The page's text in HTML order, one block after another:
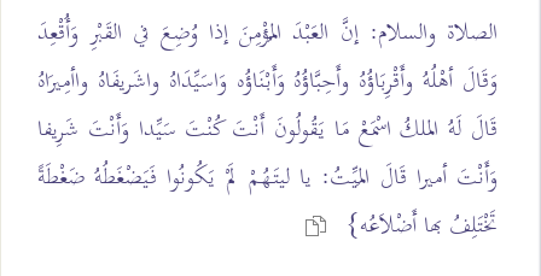
الصلاة والسلام: إنَّ العَبْدَ المُؤْمِنَ إذا وُضِعَ في القَبْرِ وَأُقْعِدَ
وَقَالَ أهْلُهُ وأَقْرِبَاؤُهُ وأَحِبَّاؤُهُ وَأَبْنَاؤُه وَاسَيِّدَاهُ واشَريفَاهُ واأمِيرَاهُ
قَالَ لَهُ الملكُ اسْمَعْ مَا يَقُولُونَ أَنْتَ كُنْتَ سَيِّدا وَأَنْتَ شَرِيفا
وَأَنْتَ أميرا قَالَ المَيِّتُ: يا ليتَهُمْ لَمْ يَكُونُوا فَيَضْغَطُهُ ضَغْطَةً
تَخْتَلِفُ بها أَضْلاَعُه}